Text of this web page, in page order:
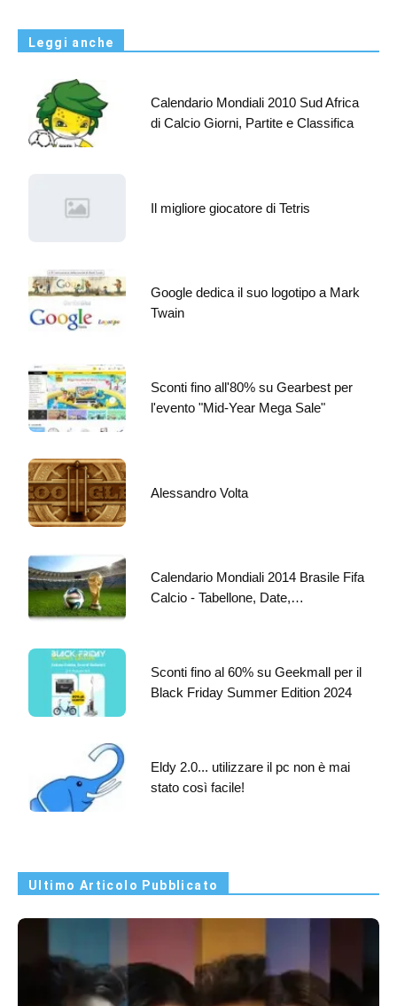
Leggi anche
Calendario Mondiali 2010 Sud Africa
di Calcio Giorni, Partite e Classifica
Il migliore giocatore di Tetris
Google dedica il suo logotipo a Mark
Twain
Sconti fino all'80% su Gearbest per
l'evento "Mid-Year Mega Sale"
Alessandro Volta
Calendario Mondiali 2014 Brasile Fifa
Calcio - Tabellone, Date,…
Sconti fino al 60% su Geekmall per il
Black Friday Summer Edition 2024
Eldy 2.0... utilizzare il pc non è mai
stato così facile!
Ultimo Articolo Pubblicato